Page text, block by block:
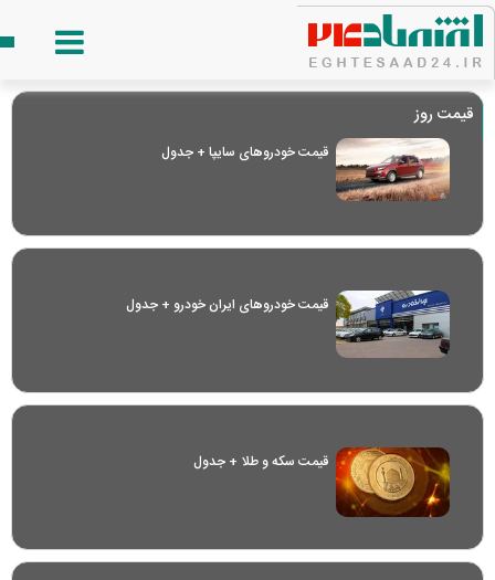
قیمت روز
قیمت خودرو‌های سایپا + جدول
قیمت خودرو‌های ایران خودرو + جدول
قیمت سکه و طلا + جدول